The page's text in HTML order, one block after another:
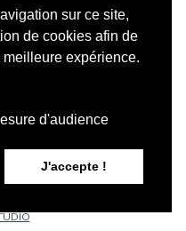
© 2026 |Mention
Neuve|Politique de
sur ce site,
de cookies afin de
expérience.
d'audience
d'audience
J'accepte !